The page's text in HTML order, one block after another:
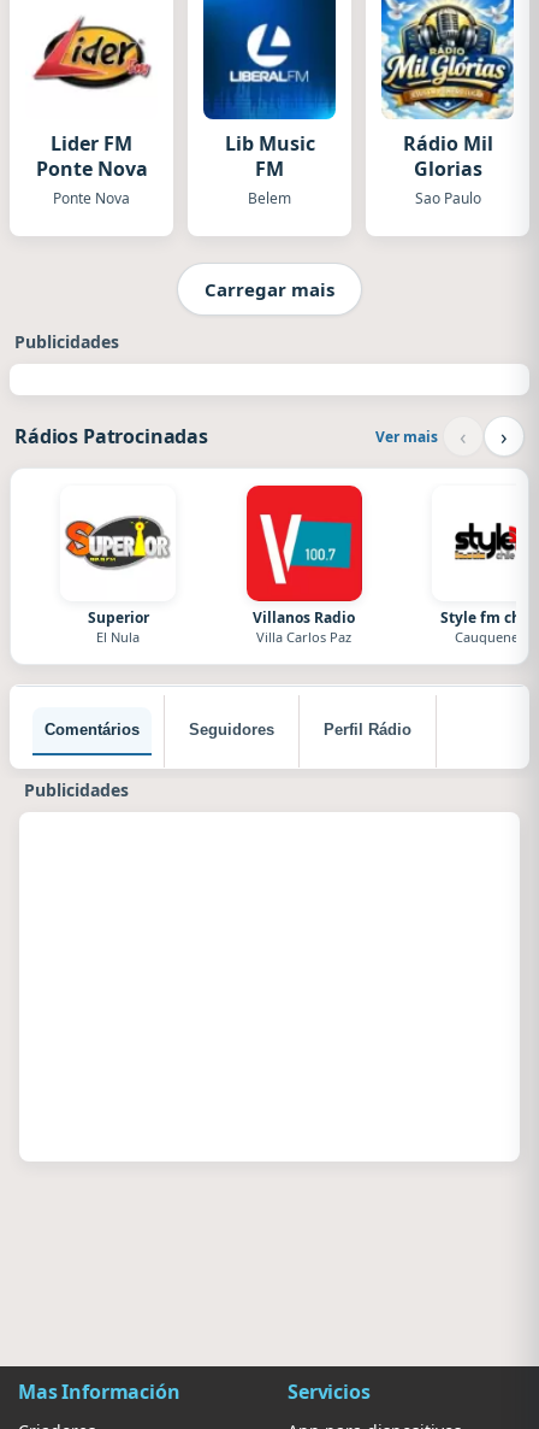
Lider FM
Ponte Nova
Ponte Nova
Lib Music
FM
Belem
Rádio Mil
Glorias
Sao Paulo
Carregar mais
Publicidades
Rádios Patrocinadas Ver mais ‹ ›
Superior
El Nula
Villanos Radio
Villa Carlos Paz
Style fm chile
Cauquenes
Comentários Seguidores Perfil Rádio
Publicidades
Mas Información Servicios